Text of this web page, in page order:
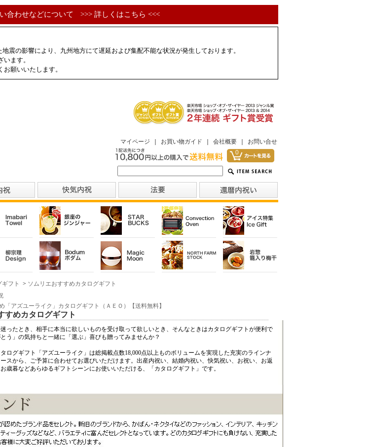
合わせなどについて >>> 詳しくはこちら <<<
震の影響により、九州地方にて遅延および集配不能な状況が発生しております。
ます。
願いいたします。
お問い合せ
会社概要
お買い物ガイド
マイページ
0
ギフト > ソムリエおすすめカタログギフト
「アズユーライク」カタログギフト（ＡＥＯ）【送料無料】
すめカタログギフト
ったとき、相手に本当に欲しいものを受け取って欲しいとき、そんなときはカタログギフトが便利で
う」の気持ちと一緒に「選ぶ」喜びも贈ってみませんか？
ログギフト「アズユーライク」は総掲載点数18,000点以上ものボリュームを実現した充実のラインナ
ースから、ご予算に合わせてお選びいただけます。出産内祝い、結婚内祝い、快気祝い、お祝い、お返
歳暮などあらゆるギフトシーンにお使いいただける、「カタログギフト」です。